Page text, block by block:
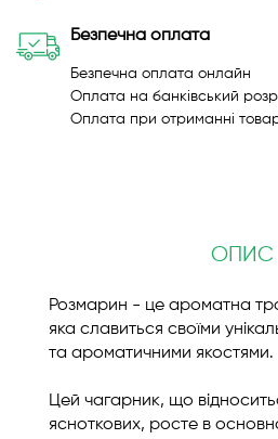
Безпечна оплата
Безпечна оплата онлайн
Оплата на банківський
Оплата при отриманні
ОПИС
Розмарин - це ароматна
яка славиться своїми
та ароматичними якостями.
Цей чагарник, що
ясноткових, росте в